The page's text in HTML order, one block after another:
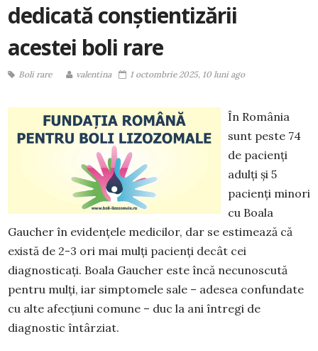
dedicată conștientizării
acestei boli rare
Boli rare valentina 1 octombrie 2025, 10 luni ago
În România
sunt peste 74
de pacienți
adulți și 5
pacienți minori
cu Boala
Gaucher în evidențele medicilor, dar se estimează că
există de 2-3 ori mai mulți pacienți decât cei
diagnosticați. Boala Gaucher este încă necunoscută
pentru mulți, iar simptomele sale – adesea confundate
cu alte afecțiuni comune – duc la ani întregi de
diagnostic întârziat.